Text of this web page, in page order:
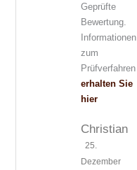
Christian
25.
Dezember
Geprüfte
Bewertung.
Informationen
zum
Prüfverfahren
erhalten Sie
hier